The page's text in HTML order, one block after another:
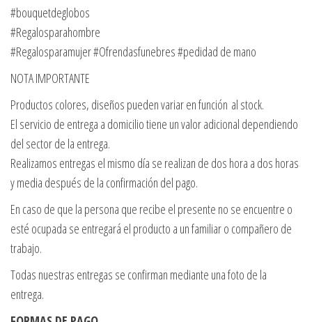
#bouquetdeglobos
#Regalosparahombre
#Regalosparamujer #Ofrendasfunebres #pedidad de mano
NOTA IMPORTANTE
Productos colores, diseños pueden variar en función al stock.
El servicio de entrega a domicilio tiene un valor adicional dependiendo
del sector de la entrega.
Realizamos entregas el mismo día se realizan de dos hora a dos horas
y media después de la confirmación del pago.
En caso de que la persona que recibe el presente no se encuentre o
esté ocupada se entregará el producto a un familiar o compañero de
trabajo.
Todas nuestras entregas se confirman mediante una foto de la
entrega.